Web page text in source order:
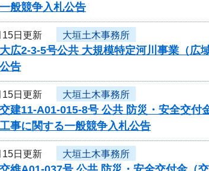
般競争入札公告
15日更新 大垣土木事務所
広2-3-5号公共 大規模特定河川事業（
告
15日更新 大垣土木事務所
建11-A01-015-8号 公共 防災・安全交
事に関する一般競争入札公告
15日更新 大垣土木事務所